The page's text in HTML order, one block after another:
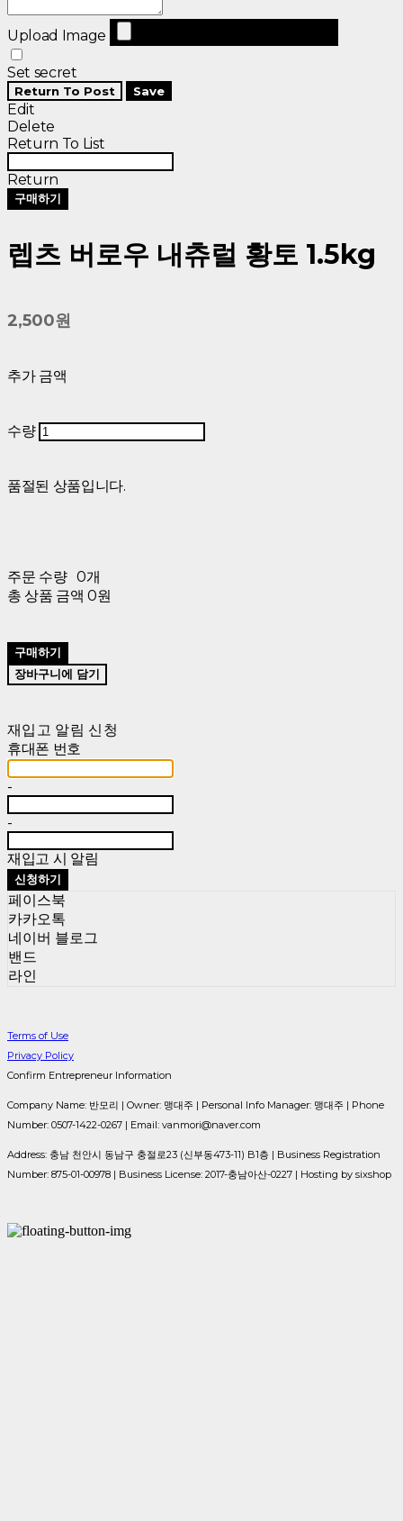
Upload Image
Set secret
Return To Post Save
Edit
Delete
Return To List
Return
구매하기
렙츠 버로우 내츄럴 황토 1.5kg
2,500원
추가 금액
수량
품절된 상품입니다.
주문 수량 0개
총 상품 금액 0원
구매하기
장바구니에 담기
재입고 알림 신청
휴대폰 번호
-
-
재입고 시 알림
신청하기
페이스북
카카오톡
네이버 블로그
밴드
라인
Terms of Use
Privacy Policy
Confirm Entrepreneur Information
Company Name: 반모리 | Owner: 맹대주 | Personal Info Manager: 맹대주 | Phone
Number: 0507-1422-0267 | Email: vanmori@naver.com
Address: 충남 천안시 동남구 충절로23 (신부동473-11) B1층 | Business Registration
Number: 875-01-00978 | Business License: 2017-충남아산-0227 | Hosting by sixshop